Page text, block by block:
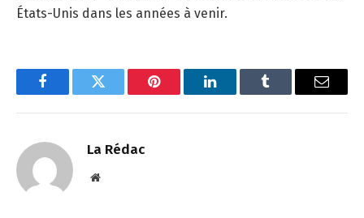
États-Unis dans les années à venir.
FacebookTwitter Pinterest LinkedInTumblr Email
La Rédac
Website